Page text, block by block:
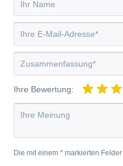
Ihre Bewertung:
Die mit einem * markierten